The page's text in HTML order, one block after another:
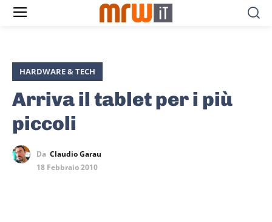
HARDWARE & TECH
Arriva il tablet per i più
piccoli
Da Claudio Garau
18 Febbraio 2010